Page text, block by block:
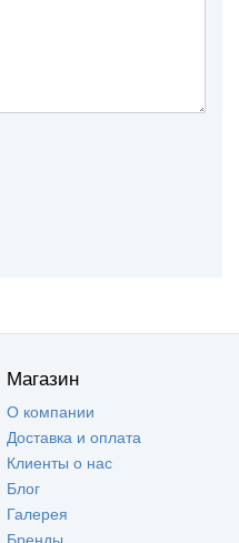
Магазин
О компании
Доставка и оплата
Клиенты о нас
Блог
Галерея
Бренды